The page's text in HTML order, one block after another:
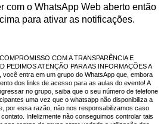
com o WhatsApp Web aberto então
para ativar as notificações.
COM A TRANSPARÊNCIA E
PEDIMOS ATENÇÃO PARA AS INFORMAÇÕES A
entra em um grupo do WhatsApp que, embora
dos links de acesso para as aulas do evento! A
no grupo, saiba que o seu número de telefone
uma vez que o whatsapp não disponibiliza a
por essa razão, não nos responsabilizamos caso
Infelizmente não conseguimos controlar tais